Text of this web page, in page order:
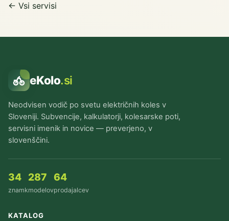
← Vsi servisi
eKolo.si
Neodvisen vodič po svetu električnih koles v
Sloveniji. Subvencije, kalkulatorji, kolesarske poti,
servisni imenik in novice — preverjeno, v
slovenščini.
34
znamk
287
modelov
64
prodajalcev
KATALOG